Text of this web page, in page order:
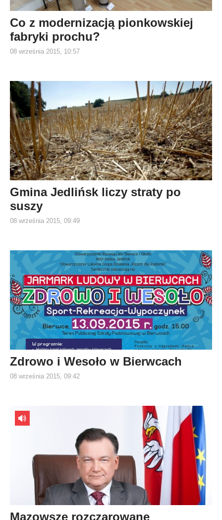
Co z modernizacją pionkowskiej
fabryki prochu?
08 września 2015, 10:57
Gmina Jedlińsk liczy straty po
suszy
08 września 2015, 09:49
Zdrowo i Wesoło w Bierwcach
08 września 2015, 09:42
Mazowsze rozczarowane